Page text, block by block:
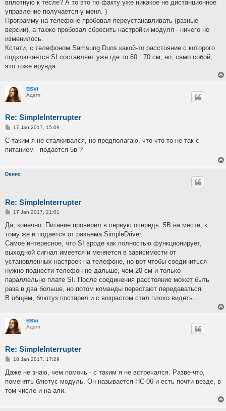
вплотную к тесле? А то это по факту уже никакое не дистанционное
управление получается у меня. )
Программу на телефоне пробовал переустанавливать (разные
версии), а также пробовал сбросить настройки модуля - ничего не
изменилось.
Кстати, с телефоном Samsung Duos какой-то расстояние с которого
подключается SI составляет уже где то 60...70 см, но, само собой,
это тоже ерунда.
BSVi
Адепт
Re: SimpleInterrupter
P
s
17 Jan 2017, 15:09
С таким я не сталкивался, но предполагаю, что что-то не так с
питанием - подается 5в ?
Dенис
Re: SimpleInterrupter
P
s
17 Jan 2017, 21:01
Да, конечно. Питание проверил в первую очередь. 5В на месте, к
тому же и подается от разъема SimpleDriver.
Самое интересное, что SI вроде как полностью функционирует,
выходной сигнал имеется и меняется в зависимости от
установленных настроек на телефоне, но вот чтобы соединиться
нужно поднести телефон не дальше, чем 20 см и только
параллельно плате SI. После соединения расстояние может быть
раза в два больше, но потом команды перестают передаваться.
В общем, блютуз постарел и с возрастом стал плохо видеть..
BSVi
Адепт
Re: SimpleInterrupter
P
s
18 Jan 2017, 17:29
Даже не знаю, чем помочь - с таким я не встречался. Разве-что,
поменять блютус модуль. Он называется HC-06 и есть почти везде, в
том числе и на али.